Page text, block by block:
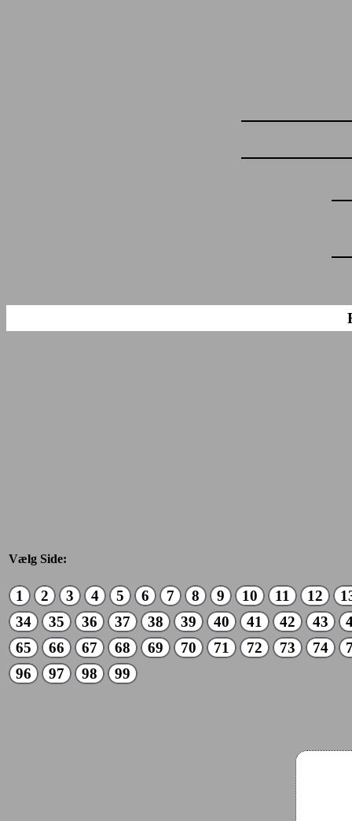
Vælg Side:
1 2 3 4 5 6 7 8 9 10 11 12
34
35 36 37 38 39 40 41 42 43
65
66 67 68 69 70 71 72 73 74
96
97 98 99